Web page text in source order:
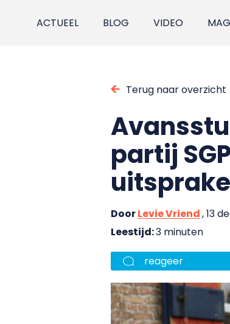
ACTUEEL BLOG VIDEO
Terug naar overzicht
partij
DoorLevie Vriend, 13
Leestijd:3 minuten
reageer